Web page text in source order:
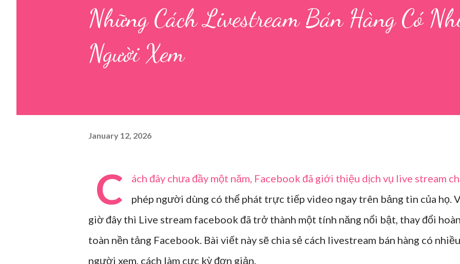
Những Cách Livestream Bán Hàng Có
Người Xem
January 12, 2026
C
ách đây chưa đầy một năm, Facebook đã giới thiệu dịch vụ live stream
phép người dùng có thể phát trực tiếp video ngay trên bảng tin của họ.
giờ đây thì Live stream facebook đã trở thành một tính năng nổi bật, thay đổi
toàn nền tảng Facebook. Bài viết này sẽ chia sẻ cách livestream bán hàng có nhiều
người xem, cách làm cực kỳ đơn giản.